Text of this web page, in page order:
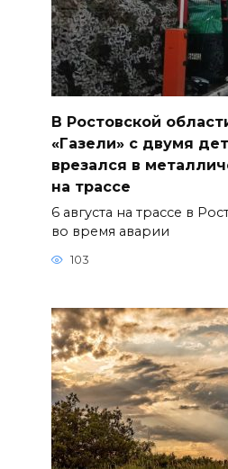
В Ростовской
«Газели» с двумя
врезался в
на трассе
6 августа на трассе в
во время аварии
103